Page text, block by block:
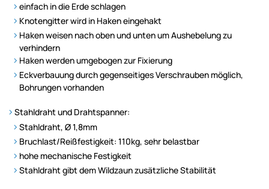
einfach in die Erde schlagen
Knotengitter wird in Haken eingehakt
Haken weisen nach oben und unten um Aushebelung zu
verhindern
Haken werden umgebogen zur Fixierung
Eckverbauung durch gegenseitiges Verschrauben möglich,
Bohrungen vorhanden
Stahldraht und Drahtspanner:
Stahldraht, Ø 1,8mm
Bruchlast/Reißfestigkeit: 110kg, sehr belastbar
hohe mechanische Festigkeit
Stahldraht gibt dem Wildzaun zusätzliche Stabilität